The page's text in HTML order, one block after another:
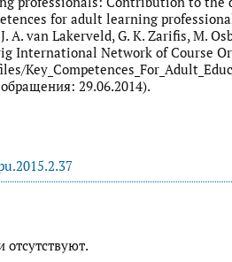
for adult learning
A. van Lakerveld, G. K. Zarifis, M.
International Network of Course
29.06.2014).